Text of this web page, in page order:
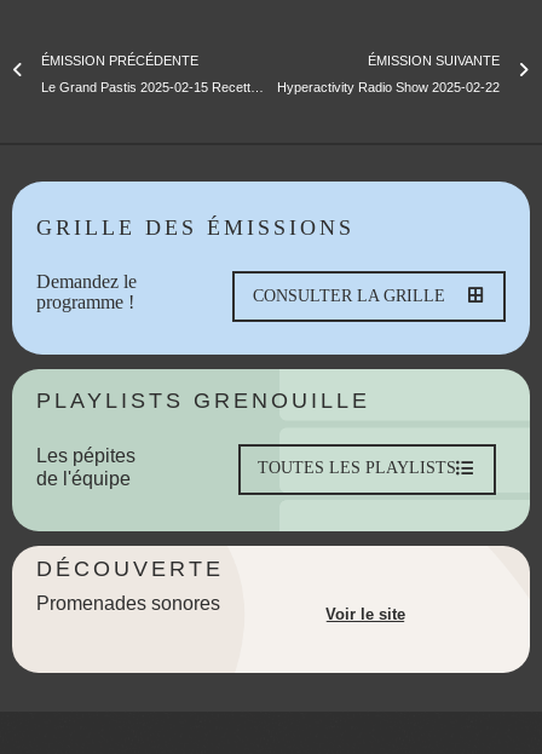
ÉMISSION PRÉCÉDENTE
ÉMISSION SUIVANTE
Hyperactivity Radio Show 2025-02-22
GRILLE DES ÉMISSIONS
Demandez le
programme !
CONSULTER LA GRILLE
PLAYLISTS GRENOUILLE
Les pépites
de l'équipe
TOUTES LES PLAYLISTS
DÉCOUVERTE
Promenades sonores
Voir le site